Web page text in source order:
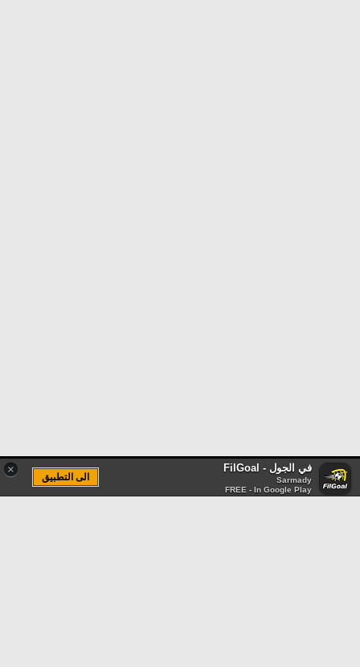
× في الجول - FilGoal
Sarmady
FREE - In Google Play
الى التطبيق